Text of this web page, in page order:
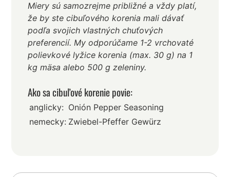
Miery sú samozrejme približné a vždy platí,
že by ste cibuľového korenia mali dávať
podľa svojich vlastných chuťových
preferencií. My odporúčame 1-2 vrchovaté
polievkové lyžice korenia (max. 30 g) na 1
kg mäsa alebo 500 g zeleniny.
Ako sa cibuľové korenie povie:
anglicky: Onión Pepper Seasoning
nemecky: Zwiebel-Pfeffer Gewürz